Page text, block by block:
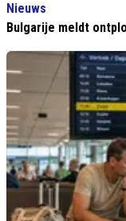
Nieuws
Bulgarije meldt